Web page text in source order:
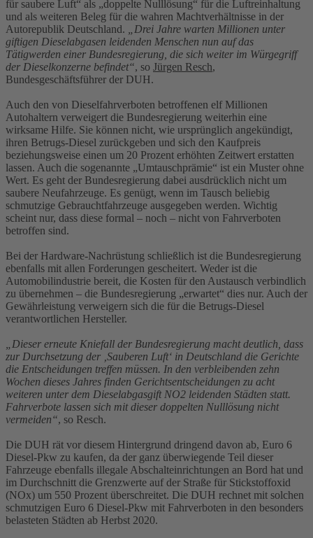
für saubere Luft“ als „doppelte Nulllösung“ für die Luftreinhaltung
und als weiteren Beleg für die wahren Machtverhältnisse in der
Autorepublik Deutschland.
„Drei Jahre warten Millionen unter
giftigen Dieselabgasen leidenden Menschen nun auf das
Tätigwerden einer Bundesregierung, die sich weiter im Würgegriff
der Dieselkonzerne befindet“, so Jürgen Resch,
Bundesgeschäftsführer der DUH.
Auch den von Dieselfahrverboten betroffenen elf Millionen
Autohaltern verweigert die Bundesregierung weiterhin eine
wirksame Hilfe. Sie können nicht, wie ursprünglich angekündigt,
ihren Betrugs-Diesel zurückgeben und sich den Kaufpreis
beziehungsweise einen um 20 Prozent erhöhten Zeitwert erstatten
lassen. Auch die sogenannte „Umtauschprämie“ ist ein Muster ohne
Wert. Es geht der Bundesregierung dabei ausdrücklich nicht um
saubere Neufahrzeuge. Es genügt, wenn im Tausch beliebig
schmutzige Gebrauchtfahrzeuge ausgegeben werden. Wichtig
scheint nur, dass diese formal – noch – nicht von Fahrverboten
betroffen sind.
Bei der Hardware-Nachrüstung schließlich ist die Bundesregierung
ebenfalls mit allen Forderungen gescheitert. Weder ist die
Automobilindustrie bereit, die Kosten für den Austausch verbindlich
zu übernehmen – die Bundesregierung „erwartet“ dies nur. Auch der
Gewährleistung verweigern sich die für die Betrugs-Diesel
verantwortlichen Hersteller.
„Dieser erneute Kniefall der Bundesregierung macht deutlich, dass
zur Durchsetzung der ‚Sauberen Luft‘ in Deutschland die Gerichte
die Entscheidungen treffen müssen. In den verbleibenden zehn
Wochen dieses Jahres finden Gerichtsentscheidungen zu acht
weiteren unter dem Dieselabgasgift NO2 leidenden Städten statt.
Fahrverbote lassen sich mit dieser doppelten Nulllösung nicht
vermeiden“, so Resch.
Die DUH rät vor diesem Hintergrund dringend davon ab, Euro 6
Diesel-Pkw zu kaufen, da der ganz überwiegende Teil dieser
Fahrzeuge ebenfalls illegale Abschalteinrichtungen an Bord hat und
im Durchschnitt die Grenzwerte auf der Straße für Stickstoffoxid
(NOx) um 550 Prozent überschreitet. Die DUH rechnet mit solchen
schmutzigen Euro 6 Diesel-Pkw mit Fahrverboten in den besonders
belasteten Städten ab Herbst 2020.